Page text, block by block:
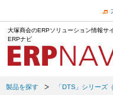
大塚商会のERPソリューション情報サ
ERPナビ
製品を探す 「DTS」シリーズ